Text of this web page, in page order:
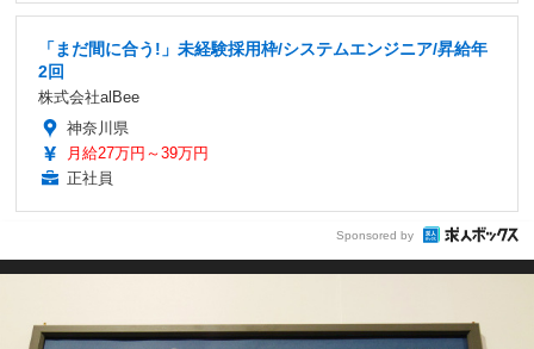
「まだ間に合う!」未経験採用枠/システムエンジニア/昇給年
2回
株式会社alBee
神奈川県
月給27万円～39万円
正社員
Sponsored by